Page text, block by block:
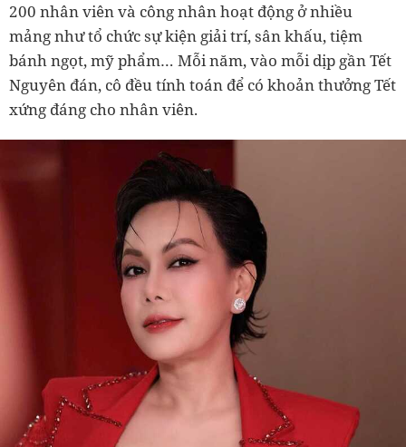
200 nhân viên và công nhân hoạt động ở nhiều
mảng như tổ chức sự kiện giải trí, sân khấu, tiệm
bánh ngọt, mỹ phẩm… Mỗi năm, vào mỗi dịp gần Tết
Nguyên đán, cô đều tính toán để có khoản thưởng Tết
xứng đáng cho nhân viên.